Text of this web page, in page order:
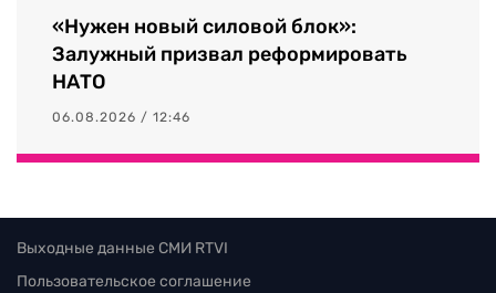
«Нужен новый силовой блок»:
Залужный призвал реформировать
НАТО
06.08.2026 / 12:46
Выходные данные СМИ RTVI
Пользовательское соглашение